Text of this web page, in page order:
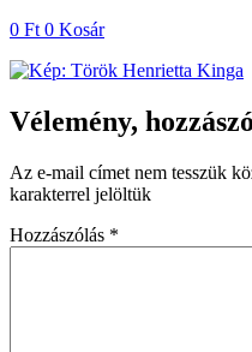
0 Ft 0 Kosár
Vélemény,
Az e-mail címet nem tesszük
karakterrel jelöltük
Hozzászólás *